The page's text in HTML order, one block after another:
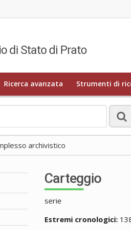
di Stato di Prato
Ricerca avanzata Strumenti di
archivistico
Carteggio
serie
Estremi cronologici: